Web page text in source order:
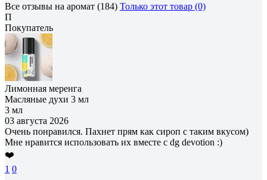
Все отзывы на аромат (184) Только этот товар (0)
П
Покупатель
Лимонная меренга
Масляные духи 3 мл
3 мл
03 августа 2026
Очень понравился. Пахнет прям как сироп с таким вкусом)
Мне нравится использовать их вместе с dg devotion :)
❤️
1 0